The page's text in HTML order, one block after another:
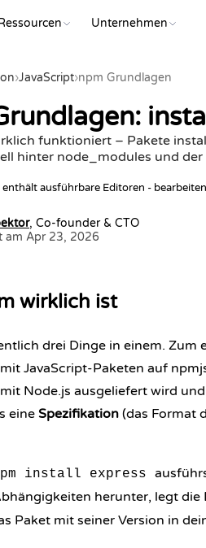
Unternehmen
›JavaScript›npm Grundlagen
funktioniert – Pakete
hinter node_modules und der
enthält ausführbare Editoren -
, Co-founder & CTO
am Apr 23, 2026
wirklich ist
drei Dinge in einem. Zum
JavaScript-Paketen auf
Node.js ausgeliefert wird
eine Spezifikation (das Format
install express
herunter, legt die
Paket mit seiner Version in